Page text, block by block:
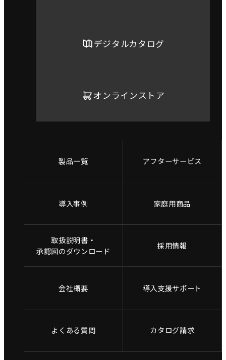
デジタルカタログ
オンラインストア
製品一覧 アフターサービス
導入事例 家庭用商品
取扱説明書・
承認図のダウンロード
採用情報
会社概要 導入支援サポート
よくある質問 カタログ請求